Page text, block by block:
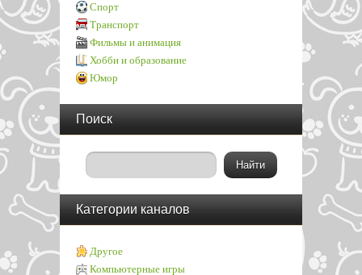
Спорт
Транспорт
Фильмы и анимация
Хобби и образование
Юмор
Поиск
Категории каналов
Другое
Компьютерные игры